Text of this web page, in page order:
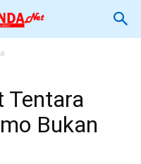
Tentara
Bukan